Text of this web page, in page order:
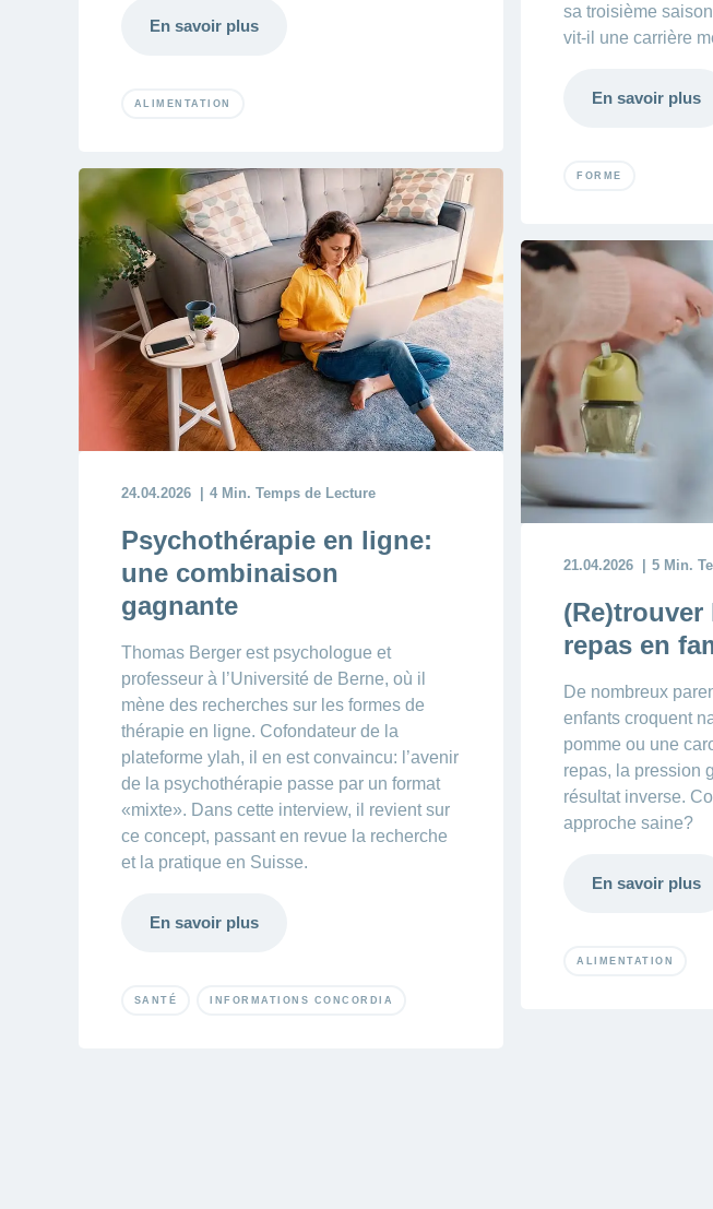
En savoir plus
ALIMENTATION
sa troisième
vit-il une carrière
En savoir plus
FORME
24.04.2026 4 Min. Temps de Lecture
Psychothérapie en ligne:
une combinaison
gagnante
Thomas Berger est psychologue et
professeur à l’Université de Berne, où il
mène des recherches sur les formes de
thérapie en ligne. Cofondateur de la
plateforme ylah, il en est convaincu: l’avenir
de la psychothérapie passe par un format
«mixte». Dans cette interview, il revient sur
ce concept, passant en revue la recherche
et la pratique en Suisse.
En savoir plus
SANTÉ INFORMATIONS CONCORDIA
21.04.2026 5 Min.
(Re)trouver
repas en
De nombreux
enfants croquent
pomme ou une
repas, la pression
résultat inverse.
approche saine?
En savoir plus
ALIMENTATION